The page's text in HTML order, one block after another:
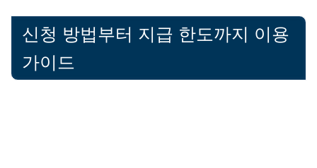
신청 방법부터 지급 한도까지 이용
가이드